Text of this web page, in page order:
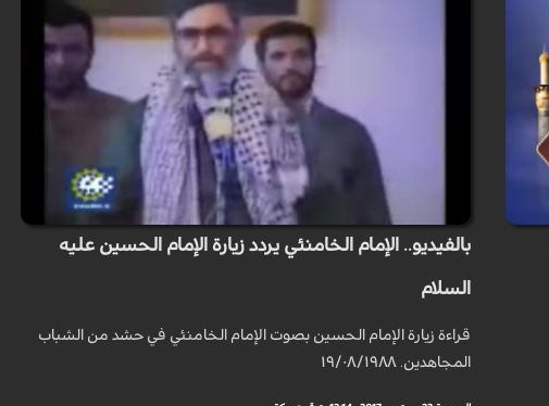
بالفيديو.. الإمام الخامنئي يردد زيارة الإمام الحسين عليه
السلام
قراءة زيارة الإمام الحسين بصوت الإمام الخامنئي في حشد من الشباب
المجاهدين. ١٩/٠٨/١٩٨٨